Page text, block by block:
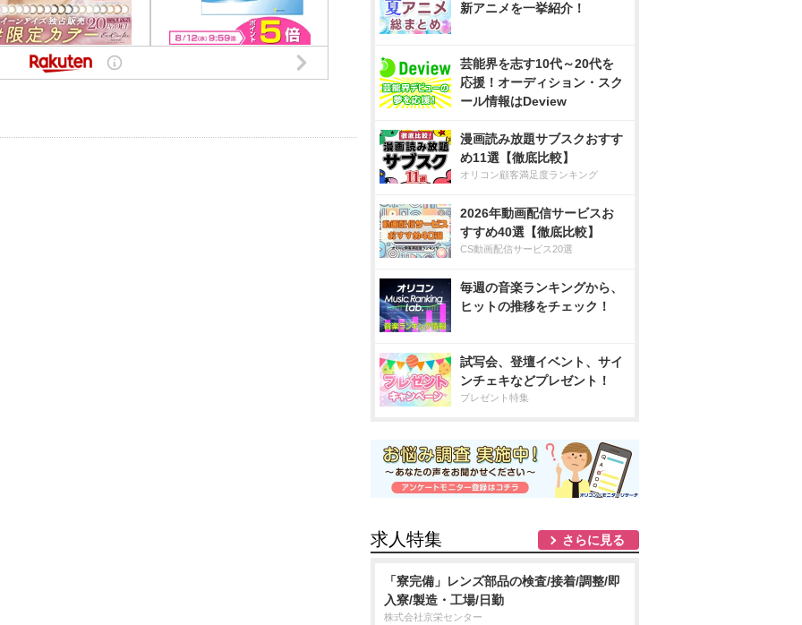
新アニメを一挙紹介！
芸能界を志す10代～20代を
応援！オーディション・スク
ール情報はDeview
漫画読み放題サブスクおすす
め11選【徹底比較】
オリコン顧客満足度ランキング
2026年動画配信サービスお
すすめ40選【徹底比較】
CS動画配信サービス20選
毎週の音楽ランキングから、
ヒットの推移をチェック！
試写会、登壇イベント、サイ
ンチェキなどプレゼント！
プレゼント特集
求人特集 さらに見る
「寮完備」レンズ部品の検査/接着/調整/即
入寮/製造・工場/日勤
株式会社京栄センター